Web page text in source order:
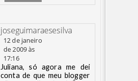
joseguimaraesesilva
12 de janeiro
de 2009 às
17:16
Juliana, só agora me dei
conta de que meu blogger